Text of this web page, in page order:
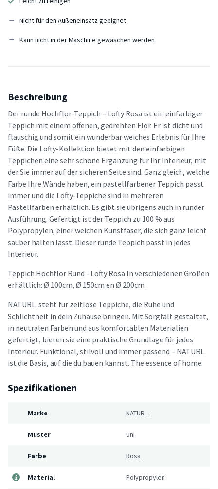
Nicht für den Außeneinsatz geeignet
Kann nicht in der Maschine gewaschen werden
Beschreibung
Der runde Hochflor-Teppich – Lofty Rosa ist ein einfarbiger
Teppich mit einem offenen, gedrehten Flor. Er ist dicht und
flauschig und somit ein wunderbar weiches Erlebnis für Ihre
Füße. Die Lofty-Kollektion bietet mit den einfarbigen
Teppichen eine sehr schöne Ergänzung für Ihr Interieur, mit
der Sie immer auf der sicheren Seite sind. Ganz gleich, welche
Farbe Ihre Wände haben, ein pastellfarbener Teppich passt
immer und die Lofty-Teppiche sind in mehreren
Pastellfarben erhältlich. Es gibt sie übrigens auch in runder
Ausführung. Gefertigt ist der Teppich zu 100 % aus
Polypropylen, einer weichen Kunstfaser, die sich ganz leicht
sauber halten lässt. Dieser runde Teppich passt in jedes
Interieur.
Teppich Hochflor Rund - Lofty Rosa In verschiedenen Größen
erhältlich: Ø 100cm, Ø 150cm en Ø 200cm.
NATURL. steht für zeitlose Teppiche, die Ruhe und
Schlichtheit in dein Zuhause bringen. Mit Sorgfalt gestaltet,
in neutralen Farben und aus komfortablen Materialien
gefertigt, bieten sie eine praktische Grundlage für jedes
Interieur. Funktional, stilvoll und immer passend – NATURL.
ist die Basis, auf die du bauen kannst. The essence of home.
Spezifikationen
Marke NATURL.
Muster Uni
Farbe Rosa
Material Polypropylen